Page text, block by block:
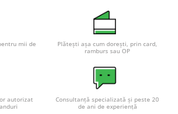
mii de
Plătești așa cum dorești, prin card,
ramburs sau OP
autorizat
Consultanță specializată și peste 20
de ani de experiență